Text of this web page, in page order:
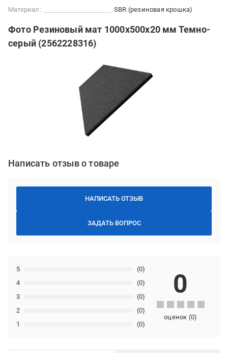
Материал:
SBR (резиновая крошка)
Фото Резиновый мат 1000х500х20 мм Темно-
серый (2562228316)
Написать отзыв о товаре
НАПИСАТЬ ОТЗЫВ
ЗАДАТЬ ВОПРОС
1 (0)
2 (0)
3 (0)
4 (0)
5 (0)
0
оценок (0)